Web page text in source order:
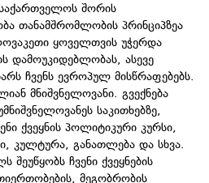
შორის
თანამშრომლობის პრინციპზეა
ყოველთვის უჭერდა
დამოუკიდებლობას, ასევე
ჩვენს ევროპულ მისწრაფებებს.
მნიშვნელოვანი. გვექნება
საკითხებზე,
ქვეყნის პოლიტიკური კურსი,
კულტურა, განათლება და სხვა.
შეუწყობს ჩვენი ქვეყნების
მეგობრობის